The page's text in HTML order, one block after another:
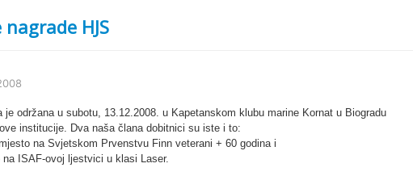
HJS
održana u subotu, 13.12.2008. u Kapetanskom klubu marine Kornat u Biogradu
institucije. Dva naša člana dobitnici su iste i to:
na Svjetskom Prvenstvu Finn veterani + 60 godina i
ISAF-ovoj ljestvici u klasi Laser.